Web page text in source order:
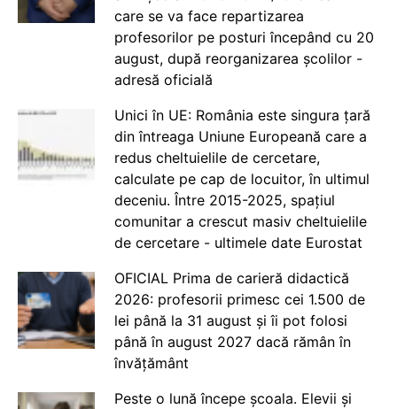
care se va face repartizarea
profesorilor pe posturi începând cu 20
august, după reorganizarea școlilor -
adresă oficială
Unici în UE: România este singura țară
din întreaga Uniune Europeană care a
redus cheltuielile de cercetare,
calculate pe cap de locuitor, în ultimul
deceniu. Între 2015-2025, spațiul
comunitar a crescut masiv cheltuielile
de cercetare - ultimele date Eurostat
OFICIAL Prima de carieră didactică
2026: profesorii primesc cei 1.500 de
lei până la 31 august și îi pot folosi
până în august 2027 dacă rămân în
învățământ
Peste o lună începe școala. Elevii și